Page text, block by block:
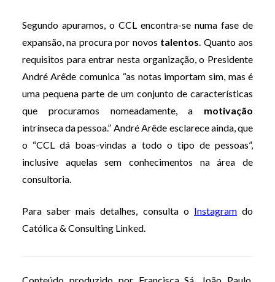
Segundo apuramos, o CCL encontra-se numa fase de
expansão, na procura por novos talentos. Quanto aos
requisitos para entrar nesta organização, o Presidente
André Arêde comunica “as notas importam sim, mas é
uma pequena parte de um conjunto de características
que procuramos nomeadamente, a motivação
intrínseca da pessoa.” André Arêde esclarece ainda, que
o “CCL dá boas-vindas a todo o tipo de pessoas”,
inclusive aquelas sem conhecimentos na área de
consultoria.
Para saber mais detalhes, consulta o Instagramdo
Católica & Consulting Linked.